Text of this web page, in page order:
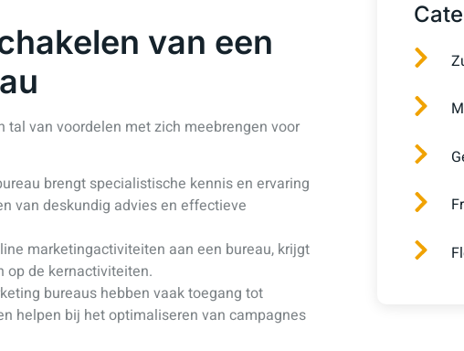
van een
van voordelen met zich meebrengen voor
brengt specialistische kennis en ervaring
van deskundig advies en effectieve
marketingactiviteiten aan een bureau, krijgt
op de kernactiviteiten.
bureaus hebben vaak toegang tot
helpen bij het optimaliseren van campagnes